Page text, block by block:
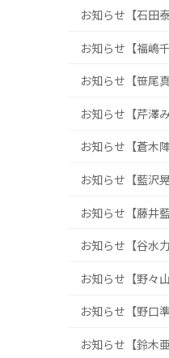
お知らせ【石田泰
お知らせ【福嶋千
お知らせ【笹尾真
お知らせ【芹澤み
お知らせ【蒼木陣
お知らせ【藍沢晃
お知らせ【藤井藍
お知らせ【谷水力
お知らせ【野々
お知らせ【野口準
お知らせ【鈴木亜